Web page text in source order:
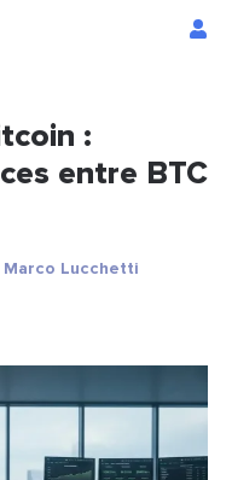
:
entre BTC
Marco Lucchetti